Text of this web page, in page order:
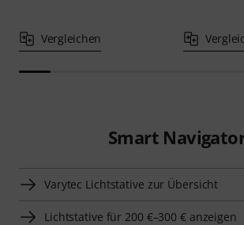
Vergleichen
Smart
Varytec Lichtstative zur Übersicht
Lichtstative für 200 €–300 € anzeigen